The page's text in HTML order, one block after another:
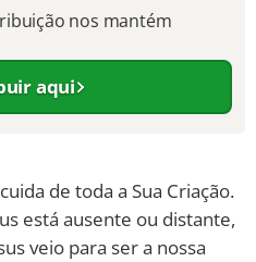
nos mantém
aqui
de toda a Sua Criação.
está ausente ou distante,
veio para ser a nossa